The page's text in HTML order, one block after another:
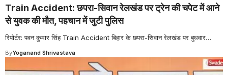
Train Accident: छपरा-सिवान रेलखंड पर ट्रेन की चपेट में आने
से युवक की मौत, पहचान में जुटी पुलिस
रिपोर्टर: पवन कुमार सिंह Train Accident बिहार के छपरा-सिवान रेलखंड पर बुधवार…
ByYoganand Shrivastava